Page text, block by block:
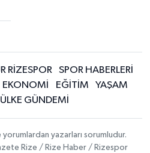
RİZESPOR
SPOR HABERLERİ
EKONOMİ EĞİTİM
YAŞAM
ÜLKE GÜNDEMİ
yazarları sorumludur.
Rize / Rize Haber / Rizespor